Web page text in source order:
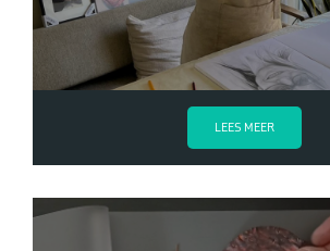
LEES MEER